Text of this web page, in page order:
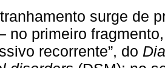
surge de
no primeiro
recorrente”, do